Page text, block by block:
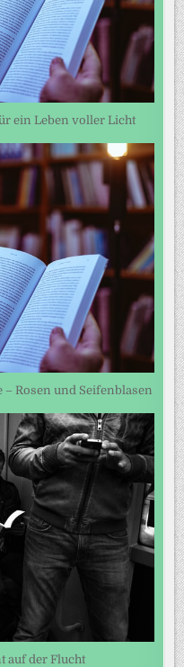
ein Leben voller Licht
Rosen und Seifenblasen
auf der Flucht